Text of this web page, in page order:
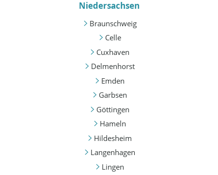
Niedersachsen
Braunschweig
Celle
Cuxhaven
Delmenhorst
Emden
Garbsen
Göttingen
Hameln
Hildesheim
Langenhagen
Lingen